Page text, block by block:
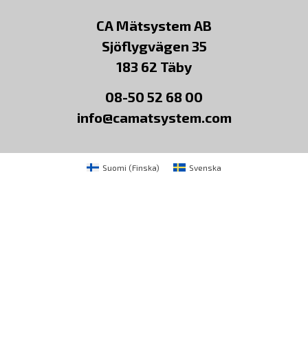
CA Mätsystem AB
Sjöflygvägen 35
183 62 Täby
08-50 52 68 00
info@camatsystem.com
Suomi (Finska) Svenska